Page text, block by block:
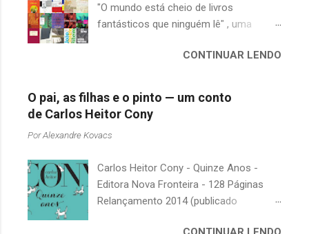
"O mundo está cheio de livros
fantásticos que ninguém lê" , uma
quando falamos de clássicos da
escritores brasileiros, somos forçados
a uma avaliação burocrática na escola e
acabamos adquirindo uma certa
antipatia a determinado livro ou autor
justamente o contrário. É surpreendente
como uma segunda visita a essas
obras, já em nossa maturidade, pode
CONTINUAR LENDO
O pai, as filhas e o pinto — um conto
de Carlos Heitor Cony
PorAlexandre Kovacs
Carlos Heitor Cony - Quinze Anos -
Editora Nova Fronteira - 128 Páginas
Relançamento 2014 (publicado